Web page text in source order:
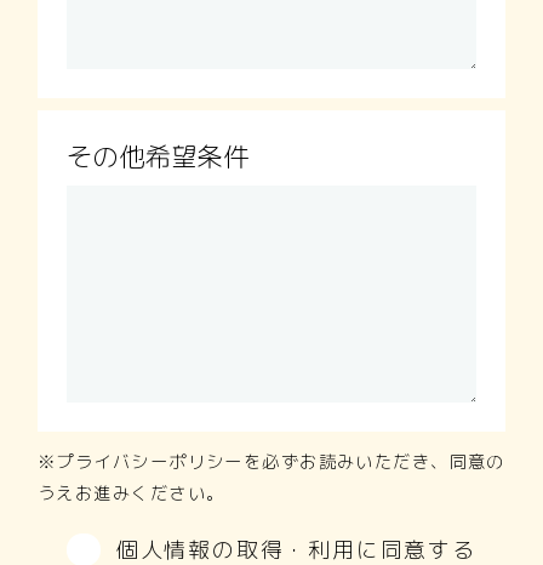
その他希望条件
プライバシーポリシー を必ずお読みいただき、同意の
うえお進みください。
個人情報の取得・利用に同意する